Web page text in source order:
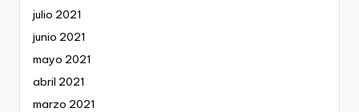
julio 2021
junio 2021
mayo 2021
abril 2021
marzo 2021